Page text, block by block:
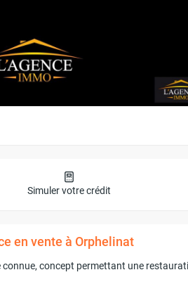
Simuler votre crédit
en vente à Orphelinat
concept permettant une